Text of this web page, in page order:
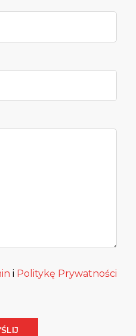
i Politykę Prywatności